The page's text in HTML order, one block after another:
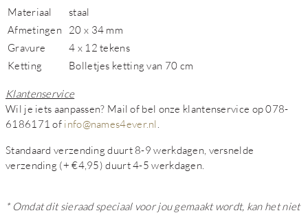
Materiaal
staal
Afmetingen
20 x 34 mm
Gravure
4 x 12 tekens
Ketting
Bolletjes ketting van 70 cm
Klantenservice
Wil je iets aanpassen? Mail of bel onze klantenservice op 078-
6186171 of info@names4ever.nl
Standaard verzending duurt 8-9 werkdagen, versnelde
verzending (+ €4,95) duurt 4-5 werkdagen.
* Omdat dit sieraad speciaal voor jou gemaakt wordt, kan het niet